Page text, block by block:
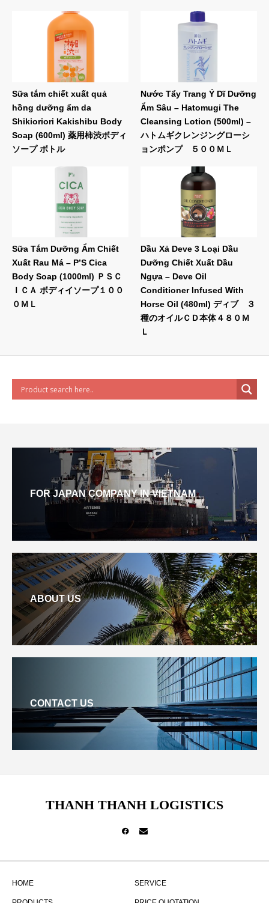
Sữa tắm chiết xuất quả
hồng dưỡng ẩm da
Shikioriori Kakishibu Body
Soap (600ml) 薬用柿渋ボディ
ソープ ボトル
Nước Tẩy Trang Ý Dĩ Dưỡng
Ẩm Sâu – Hatomugi The
Cleansing Lotion (500ml) –
ハトムギクレンジングローシ
ョンポンプ ５００ＭＬ
Sữa Tắm Dưỡng Ẩm Chiết
Xuất Rau Má – P’S Cica
Body Soap (1000ml) ＰＳＣ
ＩＣＡ ボディイソープ１００
０ＭＬ
Dầu Xả Deve 3 Loại Dầu
Dưỡng Chiết Xuất Dầu
Ngựa – Deve Oil
Conditioner Infused With
Horse Oil (480ml) ディブ ３
種のオイルＣＤ本体４８０Ｍ
Ｌ
FOR JAPAN COMPANY IN VIETNAM
ABOUT US
CONTACT US
THANH THANH LOGISTICS
HOME SERVICE